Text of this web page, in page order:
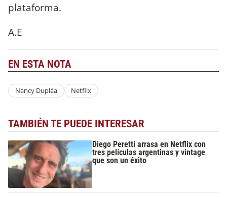
plataforma.
A.E
EN ESTA NOTA
Nancy Dupláa Netflix
TAMBIÉN TE PUEDE INTERESAR
Diego Peretti arrasa en Netflix con
tres películas argentinas y vintage
que son un éxito